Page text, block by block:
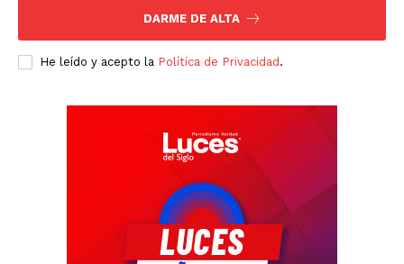
DARME DE ALTA
He leído y acepto la Política de Privacidad.